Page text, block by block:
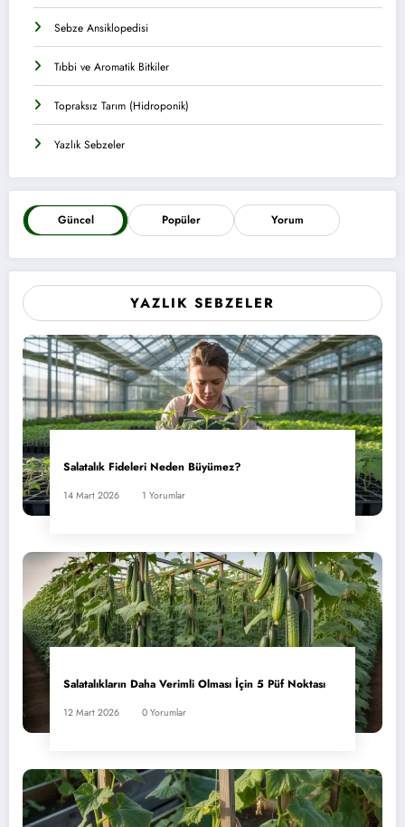
Sebze Ansiklopedisi
Tıbbi ve Aromatik Bitkiler
Topraksız Tarım (Hidroponik)
Yazlık Sebzeler
Güncel Popüler Yorum
YAZLIK SEBZELER
Salatalık Fideleri Neden Büyümez?
14 Mart 2026 1 Yorumlar
Salatalıkların Daha Verimli Olması İçin 5 Püf Noktası
12 Mart 2026 0 Yorumlar